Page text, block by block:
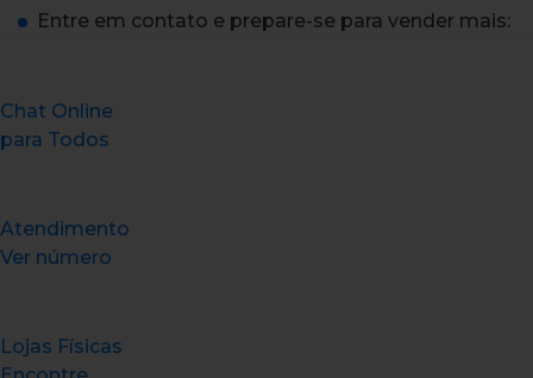
Entre em contato e prepare-se para vender mais:
Chat Online
para Todos
Atendimento
Ver número
Lojas Físicas